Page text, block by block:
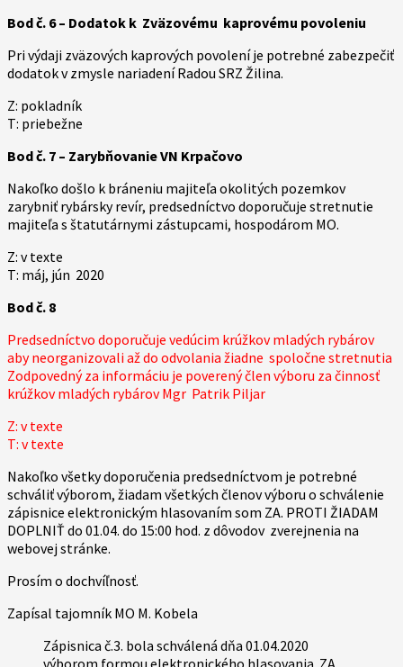
Bod č. 6 – Dodatok k Zväzovému kaprovému povoleniu
Pri výdaji zväzových kaprových povolení je potrebné zabezpečiť
dodatok v zmysle nariadení Radou SRZ Žilina.
Z: pokladník
T: priebežne
Bod č. 7 – Zarybňovanie VN Krpačovo
Nakoľko došlo k bráneniu majiteľa okolitých pozemkov
zarybniť rybársky revír, predsedníctvo doporučuje stretnutie
majiteľa s štatutárnymi zástupcami, hospodárom MO.
Z: v texte
T: máj, jún 2020
Bod č. 8
Predsedníctvo doporučuje vedúcim krúžkov mladých rybárov
aby neorganizovali až do odvolania žiadne spoločne stretnutia
Zodpovedný za informáciu je poverený člen výboru za činnosť
krúžkov mladých rybárov Mgr Patrik Piljar
Z: v texte
T: v texte
Nakoľko všetky doporučenia predsedníctvom je potrebné
schváliť výborom, žiadam všetkých členov výboru o schválenie
zápisnice elektronickým hlasovaním som ZA. PROTI ŽIADAM
DOPLNIŤ do 01.04. do 15:00 hod. z dôvodov zverejnenia na
webovej stránke.
Prosím o dochvíľnosť.
Zapísal tajomník MO M. Kobela
Zápisnica č.3. bola schválená dňa 01.04.2020
výborom formou elektronického hlasovania. ZA